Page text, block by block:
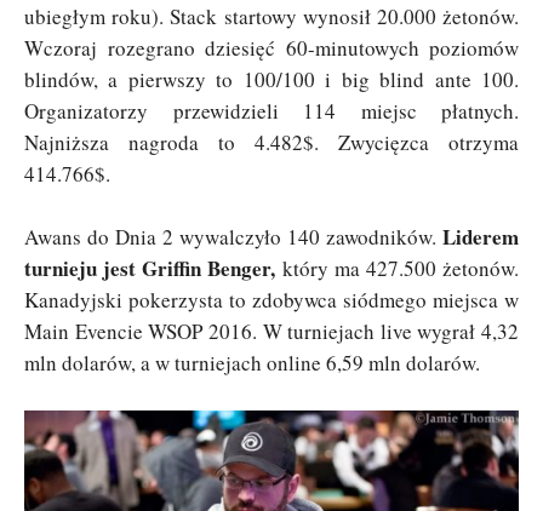
ubiegłym roku). Stack startowy wynosił 20.000 żetonów.
Wczoraj rozegrano dziesięć 60-minutowych poziomów
blindów, a pierwszy to 100/100 i big blind ante 100.
Organizatorzy przewidzieli 114 miejsc płatnych.
Najniższa nagroda to 4.482$. Zwycięzca otrzyma
414.766$.
Awans do Dnia 2 wywalczyło 140 zawodników. Liderem
turnieju jest Griffin Benger, który ma 427.500 żetonów.
Kanadyjski pokerzysta to zdobywca siódmego miejsca w
Main Evencie WSOP 2016. W turniejach live wygrał 4,32
mln dolarów, a w turniejach online 6,59 mln dolarów.